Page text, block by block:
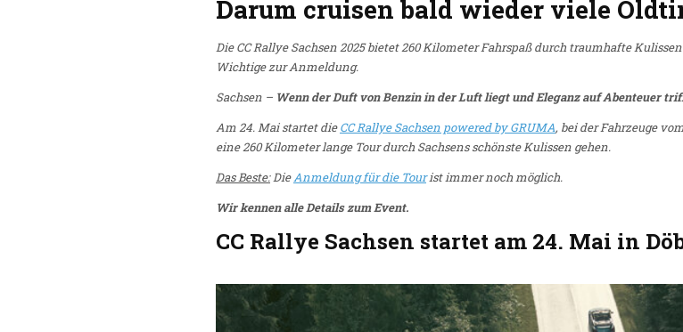
Darum cruisen bald wieder viele
Die CC Rallye Sachsen 2025 bietet 260 Kilometer Fahrspaß durch traumhafte
Wichtige zur Anmeldung.
Sachsen – Wenn der Duft von Benzin in der Luft liegt und Eleganz auf Abenteuer
Am 24. Mai startet dieCC Rallye Sachsen powered by GRUMA, bei der Fahrzeuge
eine 260 Kilometer lange Tour durch Sachsens schönste Kulissen gehen.
Das Beste:DieAnmeldung für die Tourist immer noch möglich.
Wir kennen alle Details zum Event.
CC Rallye Sachsen startet am 24. Mai in